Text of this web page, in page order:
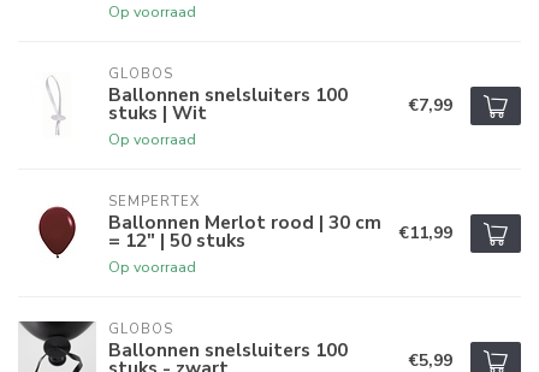
Op voorraad
GLOBOS
Ballonnen snelsluiters 100
stuks | Wit
Op voorraad
€7,99
SEMPERTEX
Ballonnen Merlot rood | 30 cm
= 12" | 50 stuks
Op voorraad
€11,99
GLOBOS
Ballonnen snelsluiters 100 €5,99